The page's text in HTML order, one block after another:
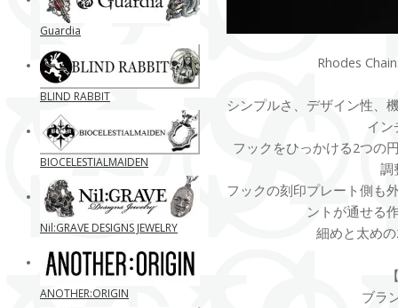
Rhodes
シンプルさ、デザイン性、
イン
フックをひっかける2つの
調
フックの刻印プレート側も
ントが通せる
細めと太め
ブラ
Guardia
BLIND RABBIT
BIOCELESTIALMAIDEN
Nil:GRAVE DESIGNS JEWELRY
ANOTHER:ORIGIN